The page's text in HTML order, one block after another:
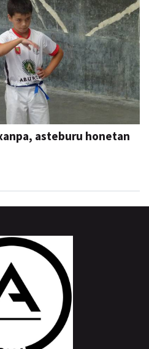
asteburu honetan